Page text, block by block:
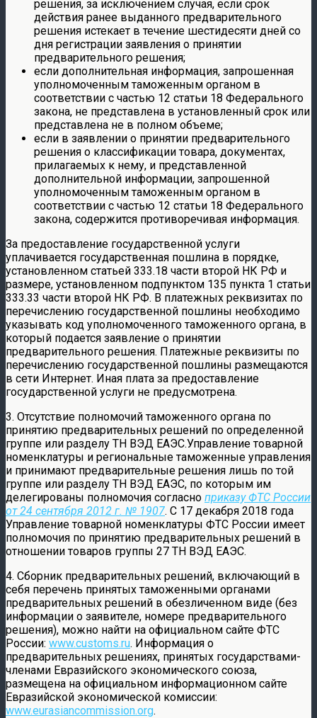
решения, за исключением случая, если срок
действия ранее выданного предварительного
решения истекает в течение шестидесяти дней со
дня регистрации заявления о принятии
предварительного решения;
если дополнительная информация, запрошенная
уполномоченным таможенным органом в
соответствии с частью 12 статьи 18 Федерального
закона, не представлена в установленный срок или
представлена не в полном объеме;
если в заявлении о принятии предварительного
решения о классификации товара, документах,
прилагаемых к нему, и представленной
дополнительной информации, запрошенной
уполномоченным таможенным органом в
соответствии с частью 12 статьи 18 Федерального
закона, содержится противоречивая информация.
За предоставление государственной услуги
уплачивается государственная пошлина в порядке,
установленном статьей 333.18 части второй НК РФ и
размере, установленном подпунктом 135 пункта 1 статьи
333.33 части второй НК РФ. В платежных реквизитах по
перечислению государственной пошлины необходимо
указывать код уполномоченного таможенного органа, в
который подается заявление о принятии
предварительного решения. Платежные реквизиты по
перечислению государственной пошлины размещаются
в сети Интернет. Иная плата за предоставление
государственной услуги не предусмотрена.
3. Отсутствие полномочий таможенного органа по
принятию предварительных решений по определенной
группе или разделу ТН ВЭД ЕАЭС.Управление товарной
номенклатуры и региональные таможенные управления
и принимают предварительные решения лишь по той
группе или разделу ТН ВЭД ЕАЭС, по которым им
делегированы полномочия согласно приказу ФТС России
от 24 сентября 2012 г. № 1907. С 17 декабря 2018 года
Управление товарной номенклатуры ФТС России имеет
полномочия по принятию предварительных решений в
отношении товаров группы 27 ТН ВЭД ЕАЭС.
4. Сборник предварительных решений, включающий в
себя перечень принятых таможенными органами
предварительных решений в обезличенном виде (без
информации о заявителе, номере предварительного
решения), можно найти на официальном сайте ФТС
России: www.customs.ru. Информация о
предварительных решениях, принятых государствами-
членами Евразийского экономического союза,
размещена на официальном информационном сайте
Евразийской экономической комиссии:
www.eurasiancommission.org.